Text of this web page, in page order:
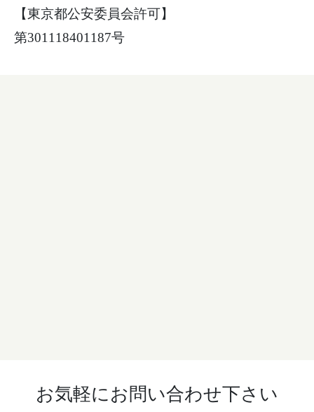
【東京都公安委員会許可】
第301118401187号
お気軽にお問い合わせ下さい